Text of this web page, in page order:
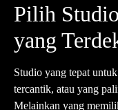
Pilih
yang
Studio yang tepat
tercantik, atau yang
Melainkan yang